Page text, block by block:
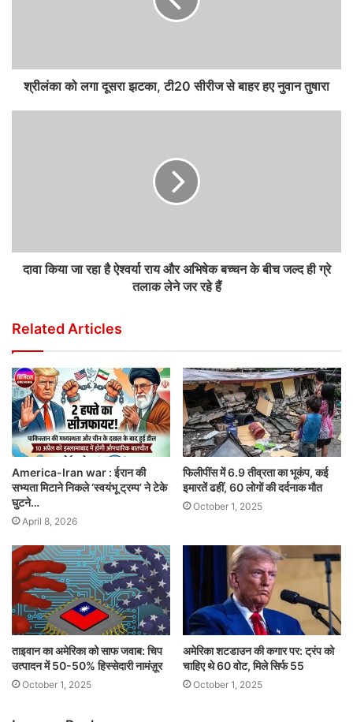
श्रीलंका को लगा दूसरा झटका, टी20 सीरीज से बाहर हए नुवान तुषारा
दावा किया जा रहा है ऐश्वर्या राय और अभिषेक बच्चन के बीच जल्द ही ग्रे
तलाक लेने जर रहे हैं
Related Articles
America-Iran war : ईरान की
सभ्यता मिटाने निकले ‘स्वयंभू ट्रम्प’ ने टेके
घुटने…
April 8, 2026
फिलीपींस में 6.9 तीव्रता का भूकंप, कई
इमारतें ढहीं, 60 लोगों की दर्दनाक मौत
October 1, 2025
ताइवान का अमेरिका को साफ जवाब: चिप
उत्पादन में 50-50% हिस्सेदारी नामंज़ूर
October 1, 2025
अमेरिका शटडाउन की कगार पर: ट्रंप को
चाहिए थे 60 वोट, मिले सिर्फ 55
October 1, 2025